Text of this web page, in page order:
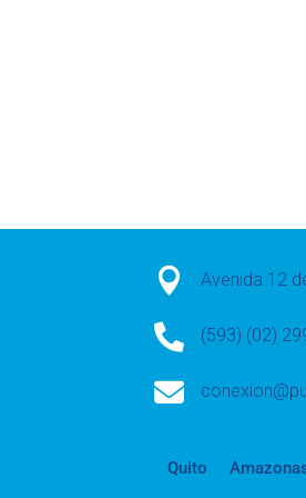
 Avenida 12
 (593) (02)

Quito